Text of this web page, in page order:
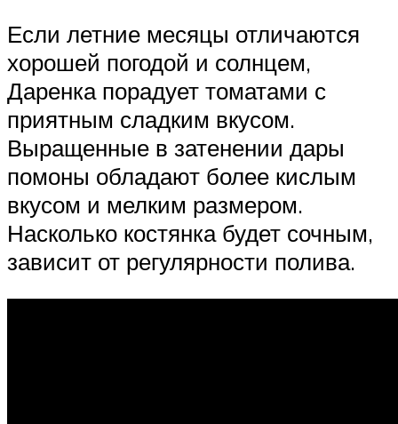
Если летние месяцы отличаются
хорошей погодой и солнцем,
Даренка порадует томатами с
приятным сладким вкусом.
Выращенные в затенении дары
помоны обладают более кислым
вкусом и мелким размером.
Насколько костянка будет сочным,
зависит от регулярности полива.